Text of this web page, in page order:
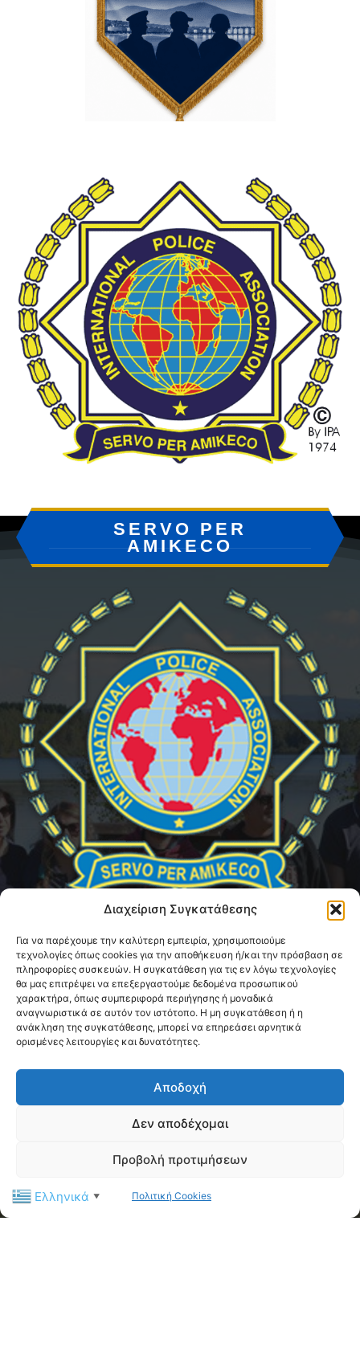
Διαχείριση Συγκατάθεσης
Για να παρέχουμε την καλύτερη εμπειρία, χρησιμοποιούμε
τεχνολογίες όπως cookies για την αποθήκευση ή/και την πρόσβαση σε
πληροφορίες συσκευών. Η συγκατάθεση για τις εν λόγω τεχνολογίες
θα μας επιτρέψει να επεξεργαστούμε δεδομένα προσωπικού
χαρακτήρα, όπως συμπεριφορά περιήγησης ή μοναδικά
αναγνωριστικά σε αυτόν τον ιστότοπο. Η μη συγκατάθεση ή η
ανάκληση της συγκατάθεσης, μπορεί να επηρεάσει αρνητικά
ορισμένες λειτουργίες και δυνατότητες.
Αποδοχή
Δεν αποδέχομαι
Προβολή προτιμήσεων
Πολιτική Cookies
SERVO PER
AMIKECO
ABOUT US
Η Διεθνής Ένωση Αστυνομικών (I.P.A.) - Τοπική Διοίκηση
Μαγνησίας αποτελεί ένα μη κερδοσκοπικό σωματείο με
στόχο την καλλιέργεια κοινωνικών, πολιτιστικών και
παγκόσμιο σύνθημα «Servo per Amikeco» (Υπηρετώ δια της
ipamagnesia@gmail.com
FOLLOW US
Ελληνικά ▼